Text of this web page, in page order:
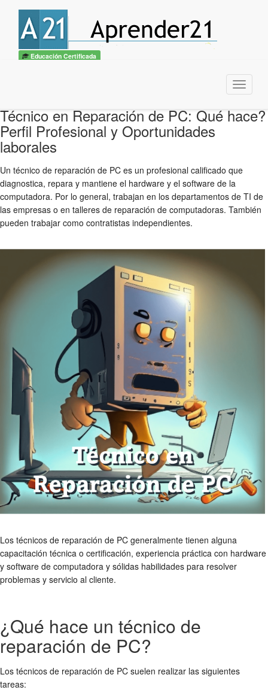
Educación Certificada
Menu
Técnico en Reparación de PC: Qué hace?
Perfil Profesional y Oportunidades
laborales
Un técnico de reparación de PC es un profesional calificado que
diagnostica, repara y mantiene el hardware y el software de la
computadora. Por lo general, trabajan en los departamentos de TI de
las empresas o en talleres de reparación de computadoras. También
pueden trabajar como contratistas independientes.
Los técnicos de reparación de PC generalmente tienen alguna
capacitación técnica o certificación, experiencia práctica con hardware
y software de computadora y sólidas habilidades para resolver
problemas y servicio al cliente.
¿Qué hace un técnico de
reparación de PC?
Los técnicos de reparación de PC suelen realizar las siguientes
tareas: